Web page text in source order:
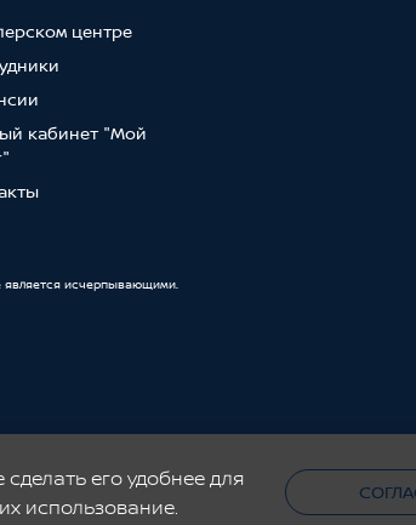
центре
кабинет "Мой
является исчерпывающими.
ин. Запись на сервис онлайн, сервис, ремонт, регулярное
его удобнее для
использование.